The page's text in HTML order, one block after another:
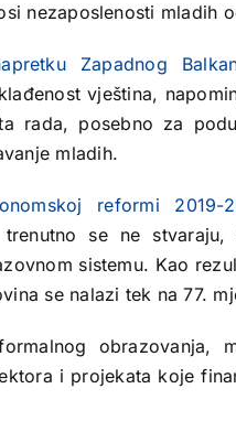
nezaposlenosti mladih
Zapadnog
vještina,
rada, posebno za
mladih.
reformi 2019-
se ne
sistemu. Kao
se nalazi tek na 77.
obrazovanja,
i projekata koje